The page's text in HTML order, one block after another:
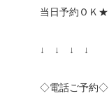
当日予約ＯＫ★
↓ ↓ ↓ ↓
◇電話ご予約◇